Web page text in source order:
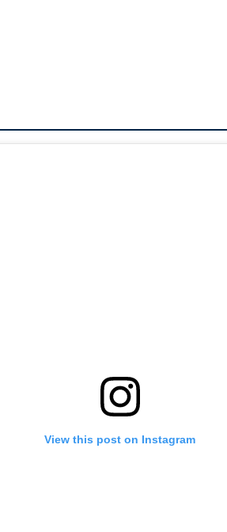
View this post on Instagram